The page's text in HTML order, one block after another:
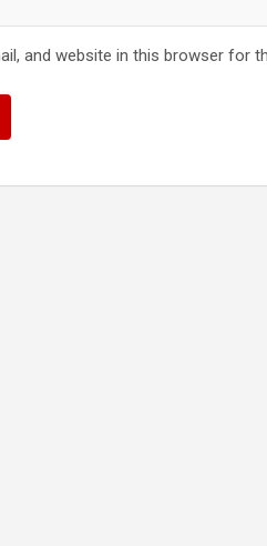
and website in this browser for